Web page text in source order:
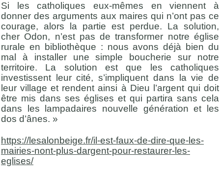
Si les catholiques eux-mêmes en viennent à
donner des arguments aux maires qui n’ont pas ce
courage, alors la partie est perdue. La solution,
cher Odon, n’est pas de transformer notre église
rurale en bibliothèque : nous avons déjà bien du
mal à installer une simple boucherie sur notre
territoire. La solution est que les catholiques
investissent leur cité, s’impliquent dans la vie de
leur village et rendent ainsi à Dieu l’argent qui doit
être mis dans ses églises et qui partira sans cela
dans les lampadaires nouvelle génération et les
dos d’ânes. »
https://lesalonbeige.fr/il-est-faux-de-dire-que-les-
mairies-nont-plus-dargent-pour-restaurer-les-
eglises/